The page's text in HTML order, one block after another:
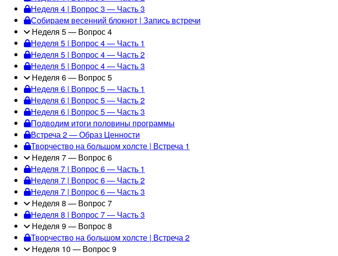
Неделя 4 | Вопрос 3 — Часть 3
Собираем весенний блокнот | Запись встречи
Неделя 5 — Вопрос 4
Неделя 5 | Вопрос 4 — Часть 1
Неделя 5 | Вопрос 4 — Часть 2
Неделя 5 | Вопрос 4 — Часть 3
Неделя 6 — Вопрос 5
Неделя 6 | Вопрос 5 — Часть 1
Неделя 6 | Вопрос 5 — Часть 2
Неделя 6 | Вопрос 5 — Часть 3
Подводим итоги половины программы
Встреча 2 — Образ Ценности
Творчество на большом холсте | Встреча 1
Неделя 7 — Вопрос 6
Неделя 7 | Вопрос 6 — Часть 1
Неделя 7 | Вопрос 6 — Часть 2
Неделя 7 | Вопрос 6 — Часть 3
Неделя 8 — Вопрос 7
Неделя 8 | Вопрос 7 — Часть 3
Неделя 9 — Вопрос 8
Творчество на большом холсте | Встреча 2
Неделя 10 — Вопрос 9